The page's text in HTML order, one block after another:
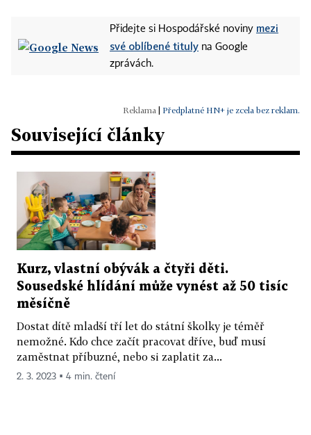
Přidejte si Hospodářské noviny mezi
své oblíbené tituly na Google
zprávách.
Předplatné HN+ je zcela bez reklam.
Související články
Kurz, vlastní obývák a čtyři děti.
Sousedské hlídání může vynést až 50 tisíc
měsíčně
Dostat dítě mladší tří let do státní školky je téměř
nemožné. Kdo chce začít pracovat dříve, buď musí
zaměstnat příbuzné, nebo si zaplatit za...
2. 3. 2023 ▪ 4 min. čtení